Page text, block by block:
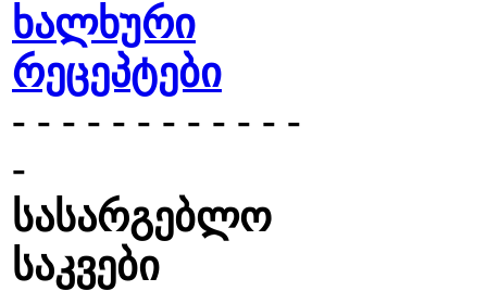
ხალხური
რეცეპტები
- - - - - - - - - - - -
-
სასარგებლო
საკვები